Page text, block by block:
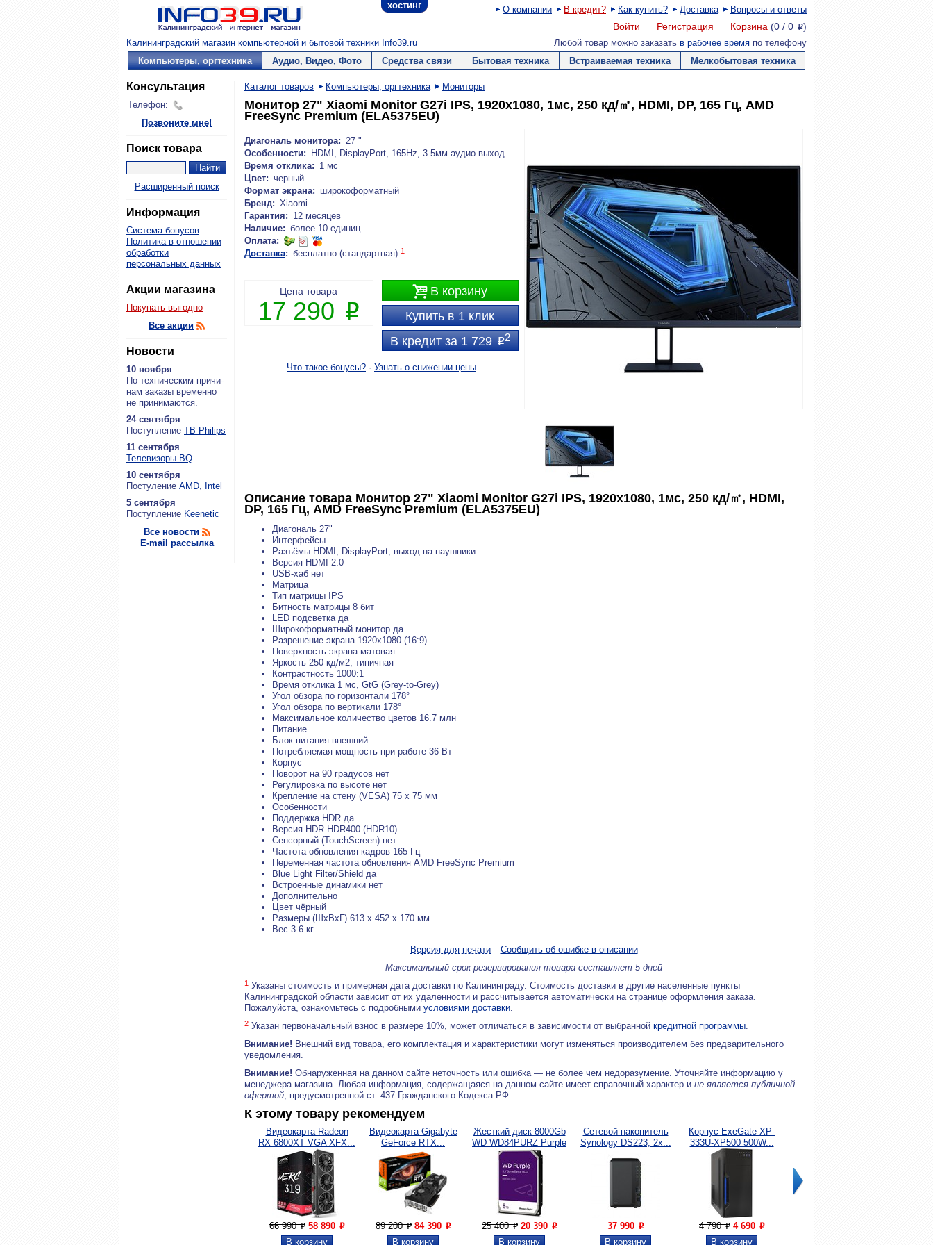
хостинг О компании В кредит? Как купить? Доставка Вопросы и ответы
Войти Регистрация Корзина (0 / 0 P)
Калининградский магазин компьютерной и бытовой техники Info39.ru Любой товар можно заказать в рабочее время по телефону
Компьютеры, оргтехника
Аудио, Видео, Фото Средства связи Бытовая техника Встраиваемая техника Мелкобытовая техника
Консультация
Телефон:
Позвоните мне!
Поиск товара
Расширенный поиск
Информация
Система бонусов
Политика в отношении
обработки
персональных данных
Акции магазина
Покупать выгодно
Все акции
Новости
10 ноября
По тех­ни­че­ским при­чи­
нам за­ка­зы вре­мен­но
не при­ни­ма­ют­ся.
24 сентября
По­ступ­ле­ние ТВ Philips
11 сентября
Теле­ви­зо­ры BQ
10 сентября
По­сту­ле­ние AMD, Intel
5 сентября
По­ступ­ле­ние Keenetic
Все новости
E-mail рассылка
Каталог товаров Компьютеры, оргтехника Мониторы
Монитор 27" Xiaomi Monitor G27i IPS, 1920x1080, 1мс, 250 кд/㎡, HDMI, DP, 165 Гц, AMD
FreeSync Premium (ELA5375EU)
Диагональ монитора: 27 "
Особенности:
HDMI, DisplayPort, 165Hz, 3.5мм аудио выход
Время отклика: 1 мс
Цвет: черный
Формат экрана: широкоформатный
Бренд: Xiaomi
Гарантия: 12 месяцев
Наличие: более 10 единиц
Оплата:
Доставка: бесплатно (стандартная) 1
В корзину
Купить в 1 клик
В кредит за 1 729P2
Цена товара
17 290 P
Что такое бонусы? · Узнать о снижении цены
Описание товара Монитор 27" Xiaomi Monitor G27i IPS, 1920x1080, 1мс, 250 кд/㎡, HDMI,
DP, 165 Гц, AMD FreeSync Premium (ELA5375EU)
Диагональ 27"
Интерфейсы
Разъёмы HDMI, DisplayPort, выход на наушники
Версия HDMI 2.0
USB-хаб нет
Матрица
Тип матрицы IPS
Битность матрицы 8 бит
LED подсветка да
Широкоформатный монитор да
Разрешение экрана 1920x1080 (16:9)
Поверхность экрана матовая
Яркость 250 кд/м2, типичная
Контрастность 1000:1
Время отклика 1 мс, GtG (Grey-to-Grey)
Угол обзора по горизонтали 178°
Угол обзора по вертикали 178°
Максимальное количество цветов 16.7 млн
Питание
Блок питания внешний
Потребляемая мощность при работе 36 Вт
Корпус
Поворот на 90 градусов нет
Регулировка по высоте нет
Крепление на стену (VESA) 75 х 75 мм
Особенности
Поддержка HDR да
Версия HDR HDR400 (HDR10)
Сенсорный (TouchScreen) нет
Частота обновления кадров 165 Гц
Переменная частота обновления AMD FreeSync Premium
Blue Light Filter/Shield да
Встроенные динамики нет
Дополнительно
Цвет чёрный
Размеры (ШхВхГ) 613 x 452 x 170 мм
Вес 3.6 кг
Версия для печати
Сообщить об ошибке в описании
Максимальный срок резервирования товара составляет 5 дней
1 Указаны стоимость и примерная дата доставки по Калининграду. Стоимость доставки в другие населенные пункты
Калининградской области зависит от их удаленности и рассчитывается автоматически на странице оформления заказа.
Пожалуйста, ознакомьтесь с подробными условиями доставки.
2 Указан первоначальный взнос в размере 10%, может отличаться в зависимости от выбранной кредитной программы.
Внимание! Внешний вид товара, его комплектация и характеристики могут изменяться производителем без предварительного
уведомления.
Внимание! Обнаруженная на данном сайте неточность или ошибка — не более чем недоразумение. Уточняйте информацию у
менеджера магазина. Любая информация, содержащаяся на данном сайте имеет справочный характер и не является публичной
офертой, предусмотренной ст. 437 Гражданского Кодекса РФ.
К этому товару рекомендуем
Видеокарта Radeon
RX 6800XT VGA XFX...
66 990P 58 890 P
Видеокарта Gigabyte
GeForce RTX...
89 200P 84 390 P
Жесткий диск 8000Gb
WD WD84PURZ Purple
25 400P 20 390 P
Сетевой накопитель
Synology DS223, 2x...
37 990 P
Корпус ExeGate XP-
333U-XP500 500W...
4 790P 4 690 P